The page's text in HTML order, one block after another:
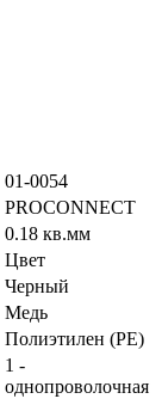
01-0054
PROCONNECT
0.18 кв.мм
Цвет
Черный
Медь
Полиэтилен (PE)
1 -
однопроволочная